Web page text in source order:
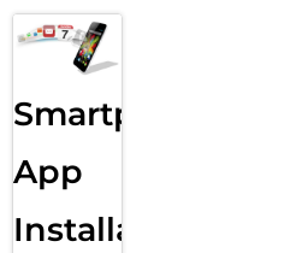
Smartphone
App
Installation